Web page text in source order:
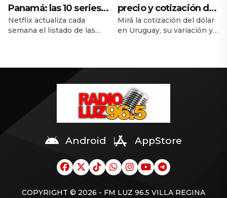
Panamá: las 10 series
más exitosas del
momento, con “GIGN:
Netflix actualiza cada
semana el listado de las
entre estrenos recientes y
precio y cotización de
la divisa este viernes
31 de julio de 2026
Mirá la cotización del dólar
en Uruguay, su variación y
en lo que va del año.
Android AppStore
COPYRIGHT © 2026 - FM LUZ 96.5 VILLA REGINA